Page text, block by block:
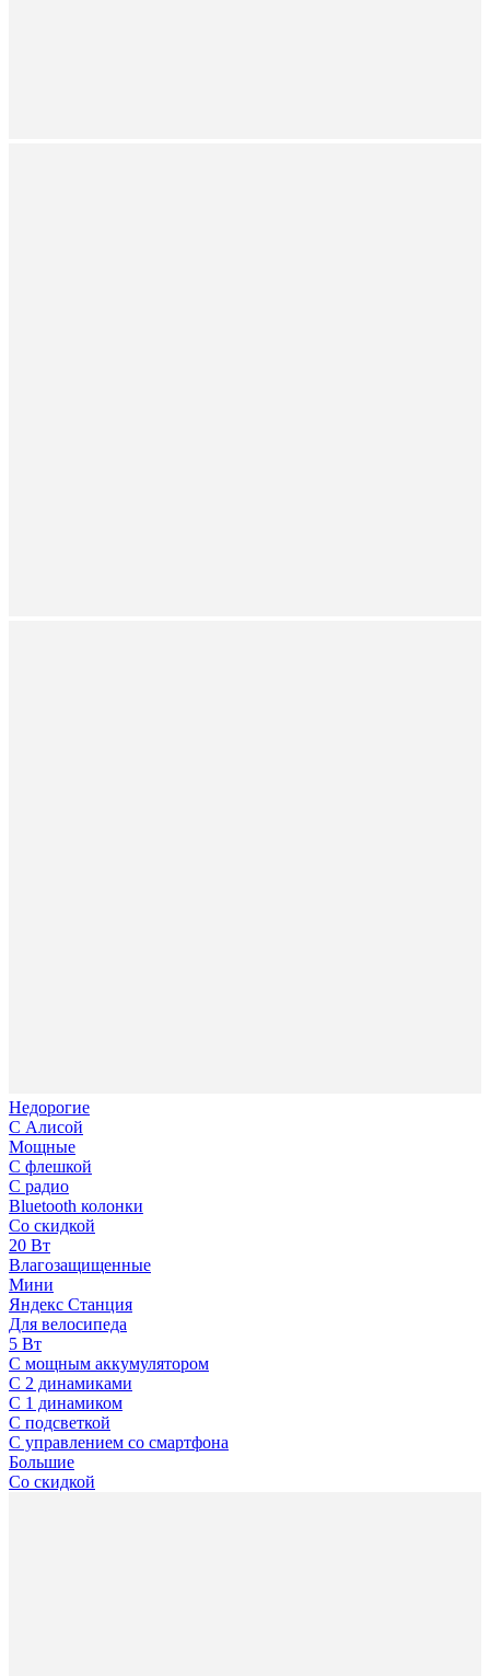
Недорогие
С Алисой
Мощные
С флешкой
С радио
Bluetooth колонки
Со скидкой
20 Вт
Влагозащищенные
Мини
Яндекс Станция
Для велосипеда
5 Вт
С мощным аккумулятором
С 2 динамиками
С 1 динамиком
С подсветкой
С управлением со смартфона
Большие
Со скидкой